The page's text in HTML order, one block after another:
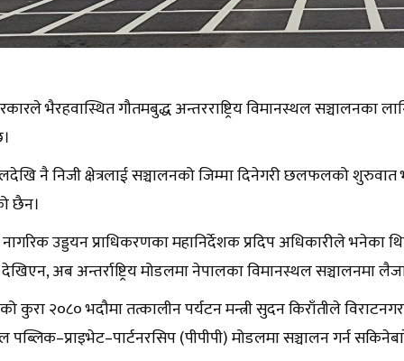
भैरहवास्थित गौतमबुद्ध अन्तरराष्ट्रिय विमानस्थल सञ्चालनका
नै निजी क्षेत्रलाई सञ्चालनको जिम्मा दिनेगरी छलफलको
छैन।
नागरिक उड्डयन प्राधिकरणका महानिर्देशक प्रदिप अधिकारीले
अब अन्तर्राष्ट्रिय मोडलमा नेपालका विमानस्थल सञ्चालनमा
कुरा २०८० भदौमा तत्कालीन पर्यटन मन्त्री सुदन किराँतीले
पब्लिक–प्राइभेट–पार्टनरसिप (पीपीपी) मोडलमा सञ्चालन गर्न